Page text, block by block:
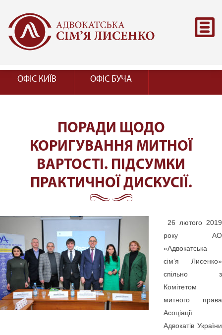
ОФІС КИЇВ ОФІС БУЧА
ПОРАДИ ЩОДО
КОРИГУВАННЯ МИТНОЇ
ВАРТОСТІ. ПІДСУМКИ
ПРАКТИЧНОЇ ДИСКУСІЇ.
26 лютого 2019
року АО
«Адвокатська
сім’я Лисенко»
спільно з
Комітетом
митного права
Асоціації
Адвокатів України